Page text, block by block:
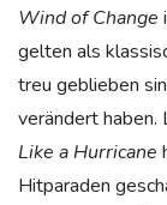
Wind of Change
gelten als
treu geblieben
verändert haben.
Like a Hurricane
Hitparaden